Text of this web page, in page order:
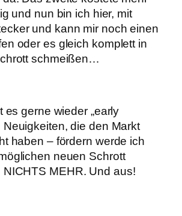
und nun bin ich hier, mit
und kann mir noch einen
oder es gleich komplett in
schmeißen…
es gerne wieder „early
Neuigkeiten, die den Markt
haben – fördern werde ich
neuen Schrott
NICHTS MEHR. Und aus!